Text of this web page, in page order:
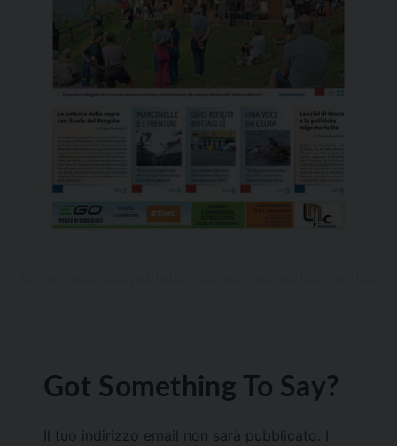
Got Something To Say?
Il tuo indirizzo email non sarà pubblicato.